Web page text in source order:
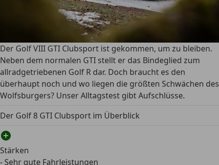
Der Golf VIII GTI Clubsport ist gekommen, um zu bleiben.
Neben dem normalen GTI stellt er das Bindeglied zum
allradgetriebenen Golf R dar. Doch braucht es den
überhaupt noch und wo liegen die größten Schwächen des
Wolfsburgers? Unser Alltagstest gibt Aufschlüsse.
Der Golf 8 GTI Clubsport im Überblick
Stärken
- Sehr gute Fahrleistungen